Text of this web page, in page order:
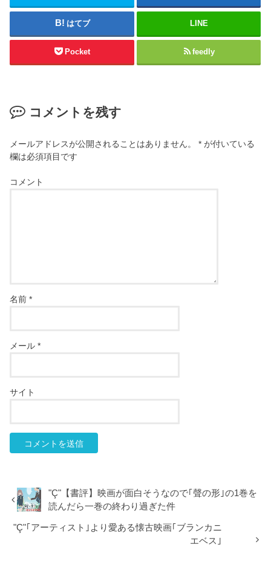
はてブ LINE
Pocket feedly
コメントを残す
メールアドレスが公開されることはありません。 * が付いている
欄は必須項目です
コメント
名前*
メール*
サイト
"Ç"【書評】映画が面白そうなので｢聲の形｣の1巻を
読んだら一巻の終わり過ぎた件
"Ç"｢アーティスト｣より愛ある懐古映画｢ブランカニ
エベス｣